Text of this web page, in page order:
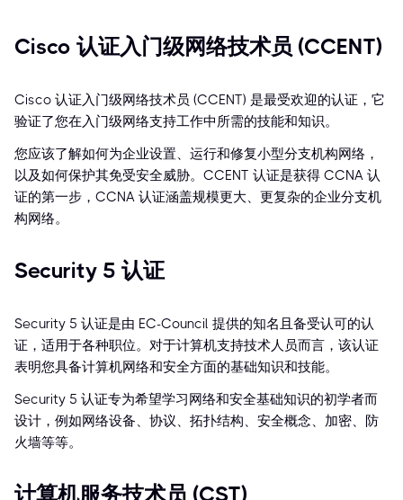
Cisco 认证入门级网络技术员 (CCENT)
Cisco 认证入门级网络技术员 (CCENT) 是最受欢迎的认证，它
验证了您在入门级网络支持工作中所需的技能和知识。
您应该了解如何为企业设置、运行和修复小型分支机构网络，
以及如何保护其免受安全威胁。CCENT 认证是获得 CCNA 认
证的第一步，CCNA 认证涵盖规模更大、更复杂的企业分支机
构网络。
Security 5 认证
Security 5 认证是由 EC-Council 提供的知名且备受认可的认
证，适用于各种职位。对于计算机支持技术人员而言，该认证
表明您具备计算机网络和安全方面的基础知识和技能。
Security 5 认证专为希望学习网络和安全基础知识的初学者而
设计，例如网络设备、协议、拓扑结构、安全概念、加密、防
火墙等等。
计算机服务技术员 (CST)